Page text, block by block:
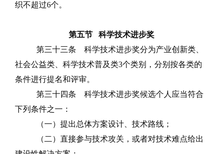
织不超过6个。
第五节
科学技术进步奖
第三十三条
科学技术进步奖分为产业创新类、
社会公益类、科学技术普及类3个类别，分别按各类的
条件进行提名和评审。
第三十四条
科学技术进步奖候选个人应当符合
下列条件之一：
（一）提出总体方案设计、技术路线；
（二）直接参与技术攻关，或者对技术难点给出